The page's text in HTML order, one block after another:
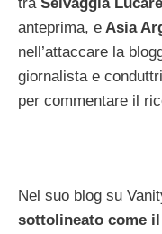
anteprima, e Asia
nell’attaccare la
giornalista e
per commentare il
Nel suo blog su
sottolineato come